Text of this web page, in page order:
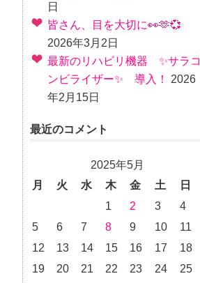
日
皆さん、目を大切に👀🫶💞
2026年3月2日
最新のリハビリ機器 ✨サラコ
ンビライザー✨ 導入！
2026
年2月15日
最近のコメント
2025年5月
月
火 水 木 金 土
日
1
2 3
4
5
6 7 8 9 10
11
12
13 14 15 16 17
18
19
20 21 22 23 24
25